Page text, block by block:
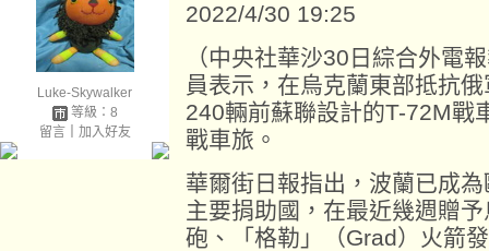
Luke-Skywalker
等級：8
留言｜ 加入好友
2022/4/30 19:25
（中央社華沙30日綜合外電
員表示，在烏克蘭東部抵抗
240輛前蘇聯設計的T-72M戰
戰車旅。
華爾街日報指出，波蘭已成
主要捐助國，在最近幾週贈
砲、「格勒」（Grad）火箭